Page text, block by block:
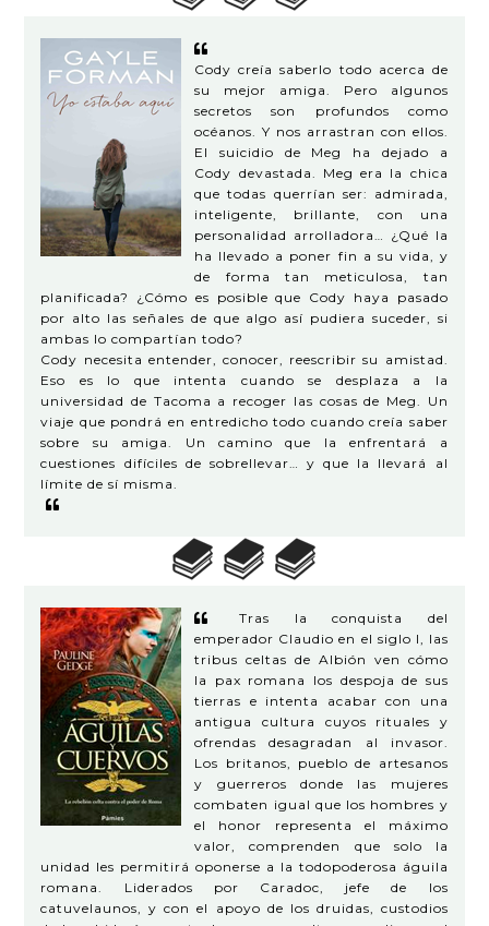
Cody creía saberlo todo acerca de
su mejor amiga. Pero algunos
secretos son profundos como
océanos. Y nos arrastran con ellos.
El suicidio de Meg ha dejado a
Cody devastada. Meg era la chica
que todas querrían ser: admirada,
inteligente, brillante, con una
personalidad arrolladora… ¿Qué la
ha llevado a poner fin a su vida, y
de forma tan meticulosa, tan
planificada? ¿Cómo es posible que Cody haya pasado
por alto las señales de que algo así pudiera suceder, si
ambas lo compartían todo?
Cody necesita entender, conocer, reescribir su amistad.
Eso es lo que intenta cuando se desplaza a la
universidad de Tacoma a recoger las cosas de Meg. Un
viaje que pondrá en entredicho todo cuando creía saber
sobre su amiga. Un camino que la enfrentará a
cuestiones difíciles de sobrellevar… y que la llevará al
límite de sí misma.
Tras la conquista del
emperador Claudio en el siglo I, las
tribus celtas de Albión ven cómo
la pax romana los despoja de sus
tierras e intenta acabar con una
antigua cultura cuyos rituales y
ofrendas desagradan al invasor.
Los britanos, pueblo de artesanos
y guerreros donde las mujeres
combaten igual que los hombres y
el honor representa el máximo
valor, comprenden que solo la
unidad les permitirá oponerse a la todopoderosa águila
romana. Liderados por Caradoc, jefe de los
catuvelaunos, y con el apoyo de los druidas, custodios